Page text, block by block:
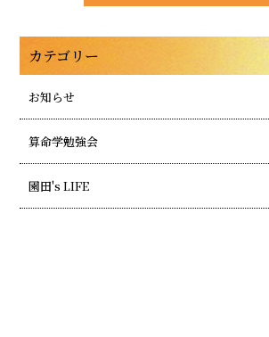
カテゴリー
お知らせ
算命学勉強会
園田's LIFE